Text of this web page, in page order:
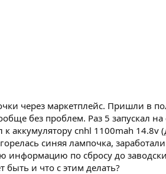
через маркетплейс. Пришли в
без проблем. Раз 5 запускал на
cnhl 1100mah 14.8v
синяя лампочка,
по сбросу до
и что с этим делать?